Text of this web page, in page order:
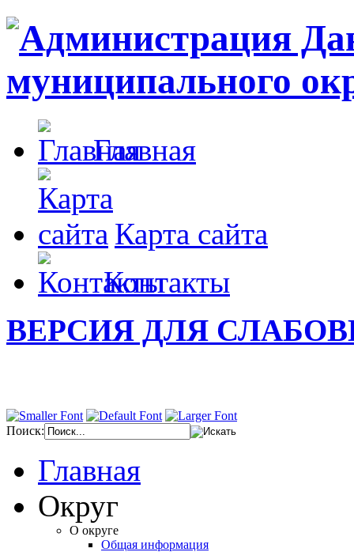
Главная
Карта сайта
Контакты
ВЕРСИЯ ДЛЯ
Поиск:
Главная
Округ
О округе
Общая информация